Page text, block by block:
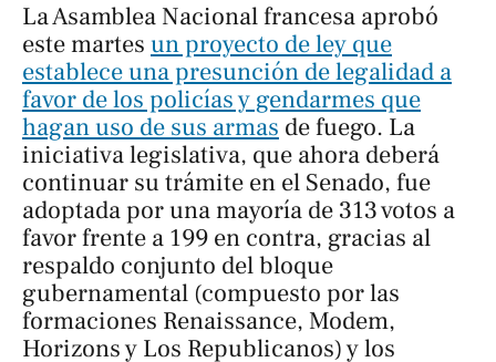
La Asamblea Nacional francesa aprobó
este martes un proyecto de ley que
establece una presunción de legalidad a
favor de los policías y gendarmes que
hagan uso de sus armas de fuego. La
iniciativa legislativa, que ahora deberá
continuar su trámite en el Senado, fue
adoptada por una mayoría de 313 votos a
favor frente a 199 en contra, gracias al
respaldo conjunto del bloque
gubernamental (compuesto por las
formaciones Renaissance, Modem,
Horizons y Los Republicanos) y los